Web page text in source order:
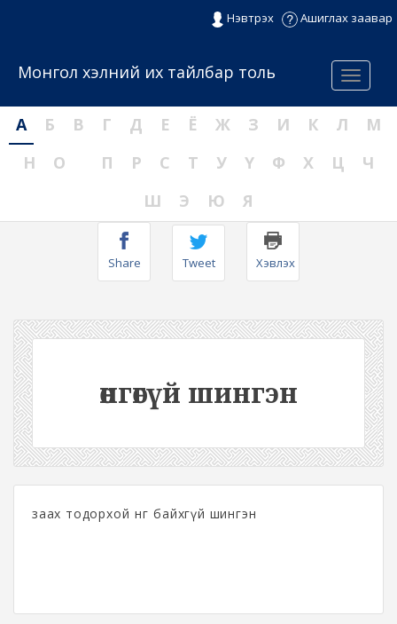
Нэвтрэх Ашиглах заавар
Menu
Монгол хэлний их тайлбар толь
А Б В Г Д Е Ё Ж З И К Л
М
Н
О П Р С Т У Ү Ф Х Ц
Ч
Ш
Э Ю Я
Share Tweet Хэвлэх
өнгөгүй шингэн
заах тодорхой өнгө байхгүй шингэн